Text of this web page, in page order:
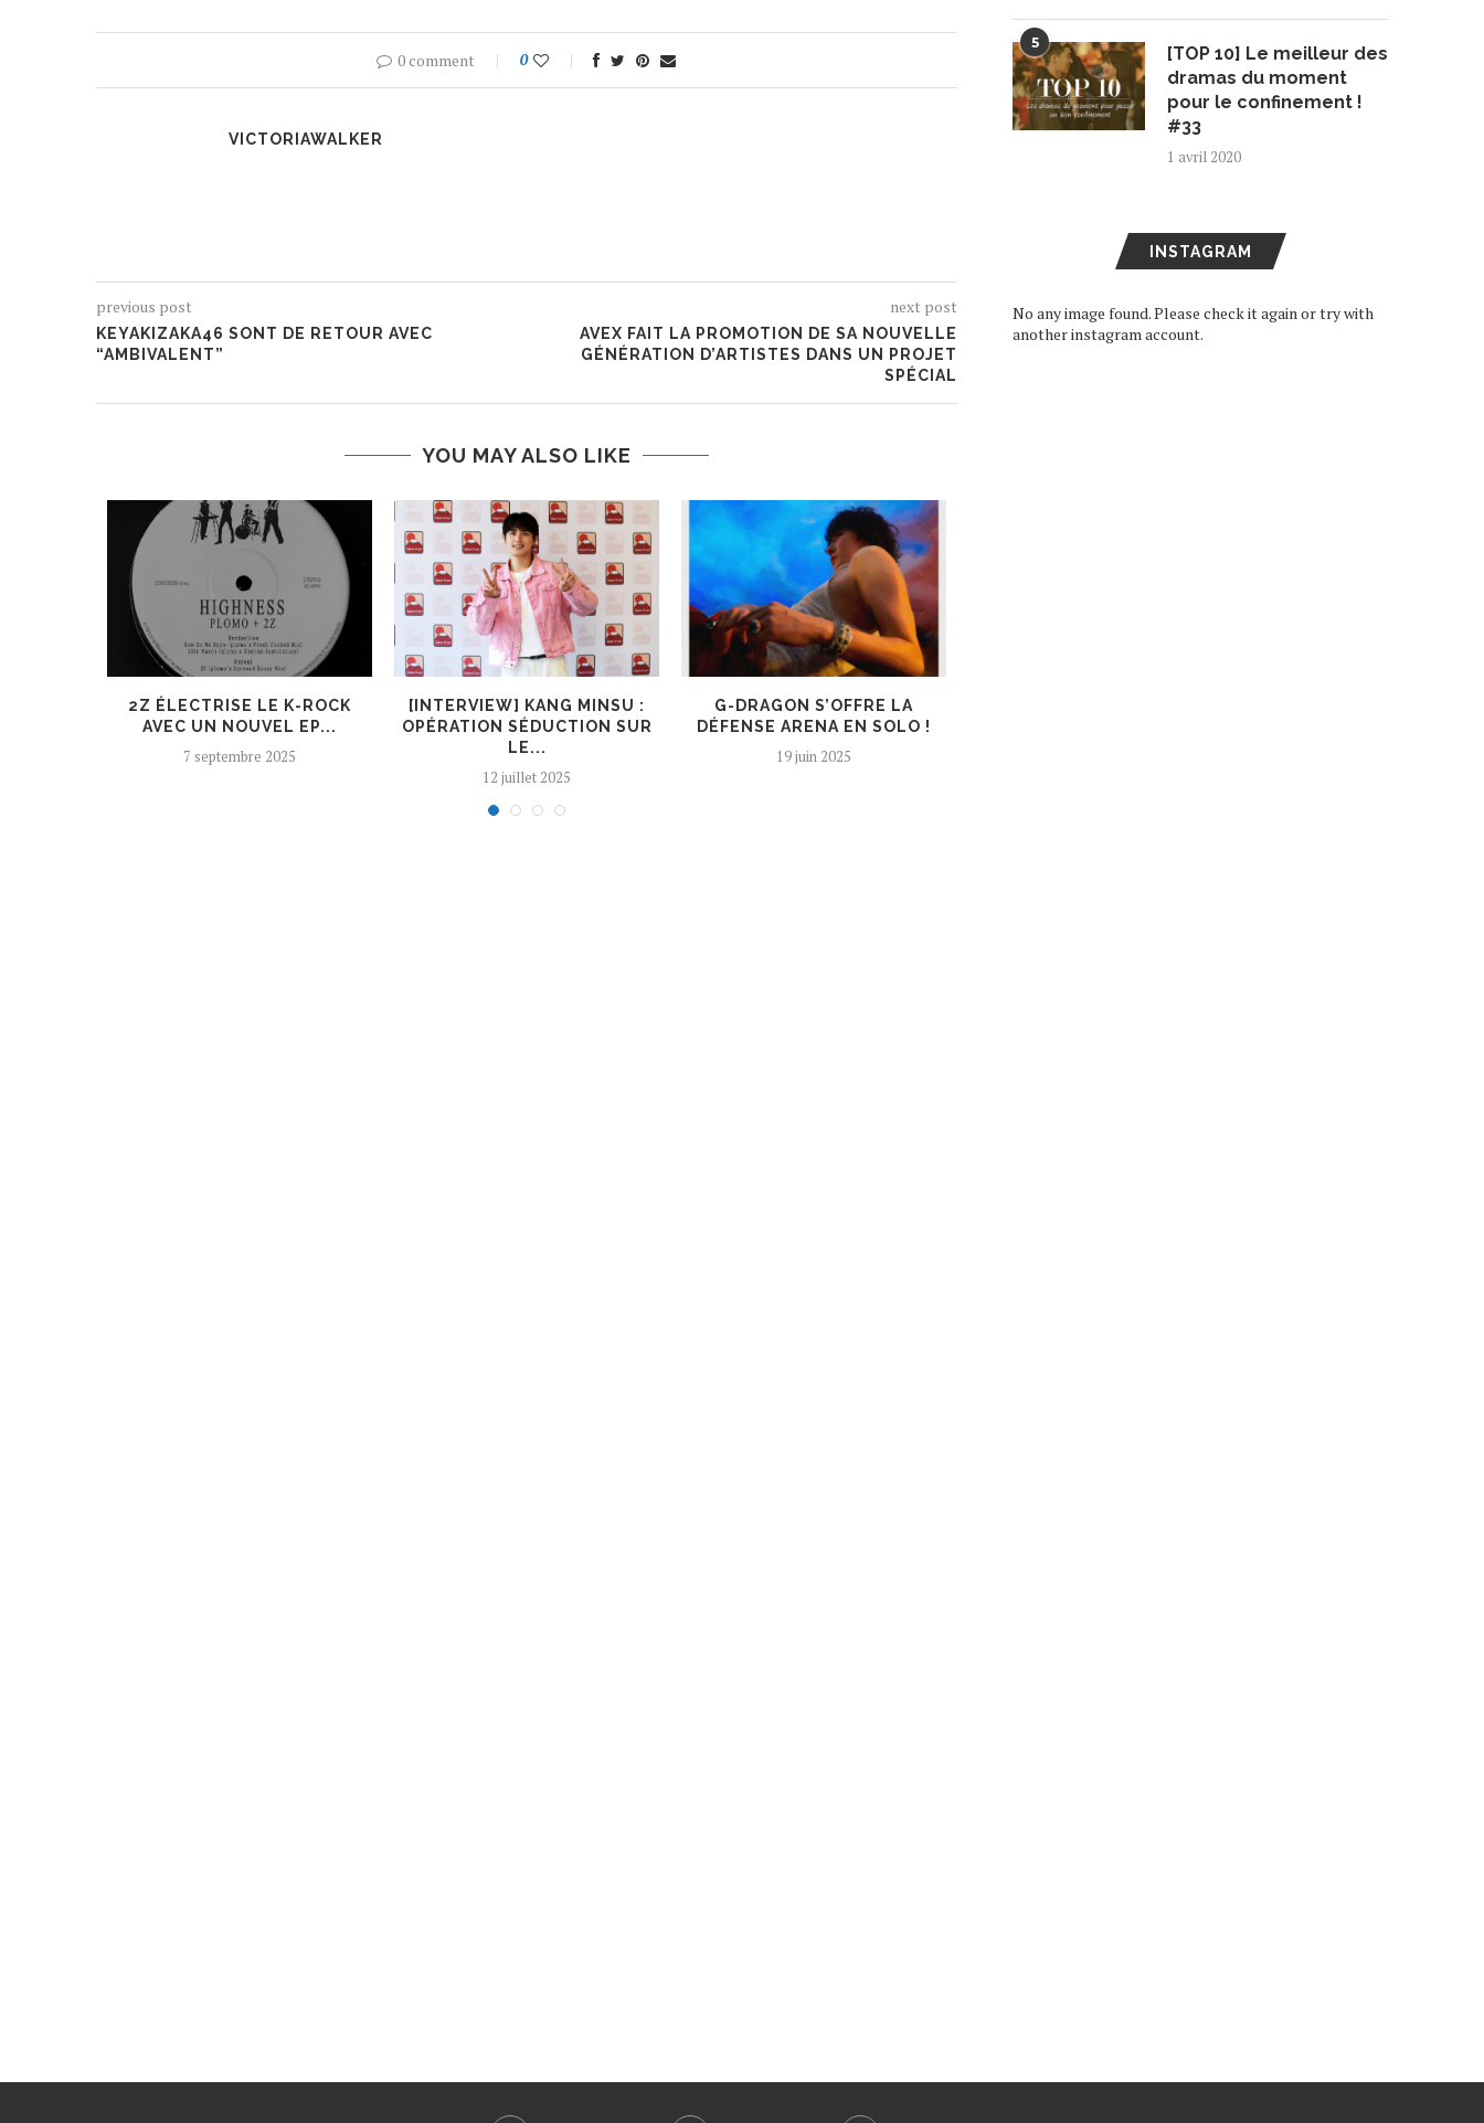
0 comment 0
VICTORIAWALKER
previous post
KEYAKIZAKA46 SONT DE RETOUR AVEC
“AMBIVALENT”
next post
AVEX FAIT LA PROMOTION DE SA NOUVELLE
GÉNÉRATION D’ARTISTES DANS UN PROJET
SPÉCIAL
YOU MAY ALSO LIKE
2Z ÉLECTRISE LE K-ROCK
AVEC UN NOUVEL EP...
7 septembre 2025
[INTERVIEW] KANG MINSU :
OPÉRATION SÉDUCTION SUR
LE...
12 juillet 2025
G-DRAGON S’OFFRE LA
DÉFENSE ARENA EN SOLO !
19 juin 2025
5
[TOP 10] Le meilleur des
dramas du moment
pour le confinement !
#33
1 avril 2020
INSTAGRAM
No any image found. Please check it again or try with
another instagram account.